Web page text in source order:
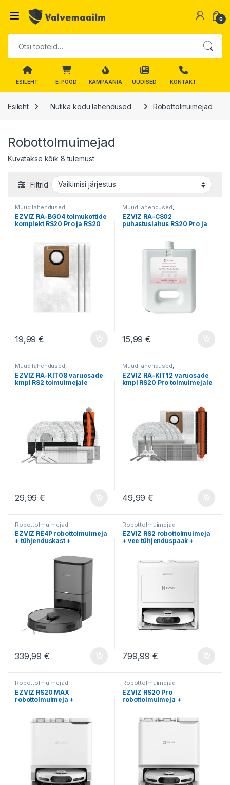
0
Otsi:
ESILEHT E-POOD KAMPAANIA UUDISED KONTAKT
Esileht Nutika kodu lahendused Robottolmuimejad
Robottolmuimejad
Kuvatakse kõik 8 tulemust
Filtrid
Muud lahendused,
Robottolmuimejad
EZVIZ RA-BG04 tolmukottide
komplekt RS20 Pro ja RS20
19,99€
Muud lahendused,
Robottolmuimejad
EZVIZ RA-CS02
puhastuslahus RS20 Pro ja
15,99€
Muud lahendused,
Robottolmuimejad
EZVIZ RA-KIT08 varuosade
kmpl RS2 tolmuimejale
29,99€
Muud lahendused,
Robottolmuimejad
EZVIZ RA-KIT12 varuosade
kmpl RS20 Pro tolmuimejale
49,99€
Robottolmuimejad
EZVIZ RE4P robottolmuimeja
+ tühjenduskast +
339,99€
Robottolmuimejad
EZVIZ RS2 robottolmuimeja
+ vee tühjenduspaak +
799,99€
Robottolmuimejad
EZVIZ RS20 MAX
robottolmuimeja +
Robottolmuimejad
EZVIZ RS20 Pro
robottolmuimeja +